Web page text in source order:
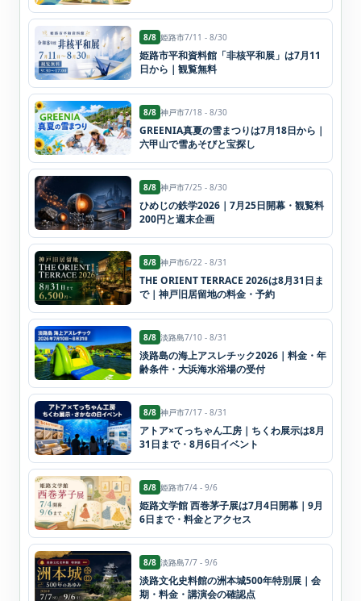
8/8 姫路市7/11 - 8/30
姫路市平和資料館「非核平和展」は7月11
日から｜観覧無料
8/8 神戸市7/18 - 8/30
GREENIA真夏の雪まつりは7月18日から｜
六甲山で雪あそびと宝探し
8/8 神戸市7/25 - 8/30
ひめじの鉄学2026｜7月25日開幕・観覧料
200円と週末企画
8/8 神戸市6/22 - 8/31
THE ORIENT TERRACE 2026は8月31日ま
で｜神戸旧居留地の料金・予約
8/8 淡路島7/10 - 8/31
淡路島の海上アスレチック2026｜料金・年
齢条件・大浜海水浴場の受付
8/8 神戸市7/17 - 8/31
アトア×てっちゃん工房｜ちくわ展示は8月
31日まで・8月6日イベント
8/8 姫路市7/4 - 9/6
姫路文学館 西巻茅子展は7月4日開幕｜9月
6日まで・料金とアクセス
8/8 淡路島7/7 - 9/6
淡路文化史料館の洲本城500年特別展｜会
期・料金・講演会の確認点